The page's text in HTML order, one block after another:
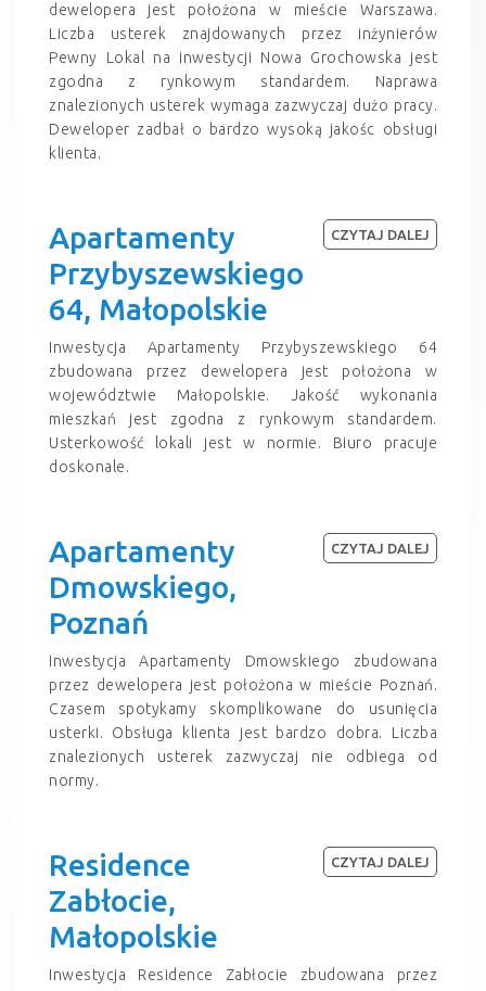
dewelopera jest położona w mieście Warszawa.
Liczba usterek znajdowanych przez inżynierów
Pewny Lokal na inwestycji Nowa Grochowska jest
zgodna z rynkowym standardem. Naprawa
znalezionych usterek wymaga zazwyczaj dużo pracy.
Deweloper zadbał o bardzo wysoką jakośc obsługi
klienta.
Apartamenty
Przybyszewskiego
64, Małopolskie
Inwestycja Apartamenty Przybyszewskiego 64
zbudowana przez dewelopera jest położona w
województwie Małopolskie. Jakość wykonania
mieszkań jest zgodna z rynkowym standardem.
Usterkowość lokali jest w normie. Biuro pracuje
doskonale.
CZYTAJ DALEJ
Apartamenty
Dmowskiego,
Poznań
Inwestycja Apartamenty Dmowskiego zbudowana
przez dewelopera jest położona w mieście Poznań.
Czasem spotykamy skomplikowane do usunięcia
usterki. Obsługa klienta jest bardzo dobra. Liczba
znalezionych usterek zazwyczaj nie odbiega od
normy.
CZYTAJ DALEJ
Residence
Zabłocie,
Małopolskie
Inwestycja Residence Zabłocie zbudowana przez
CZYTAJ DALEJ